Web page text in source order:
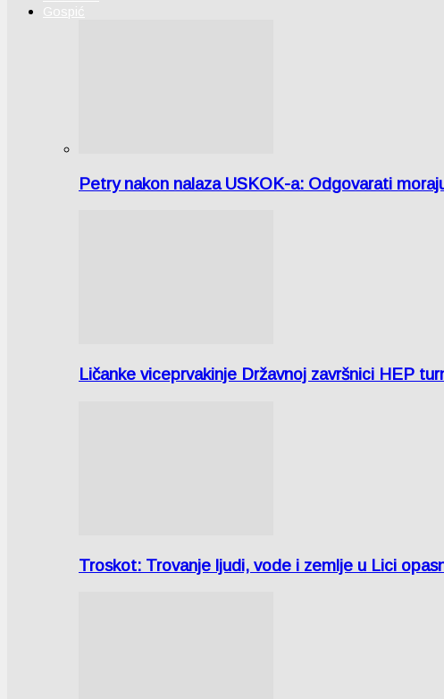
Gospić
Petry nakon nalaza USKOK-a: Odgovarati
Ličanke viceprvakinje Državnoj završnici HEP
Troskot: Trovanje ljudi, vode i zemlje u Lici